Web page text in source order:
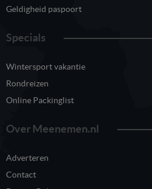
Geldigheid paspoort
Specials
Wintersport vakantie
Rondreizen
Online Packinglist
Over Meenemen.nl
Adverteren
Contact